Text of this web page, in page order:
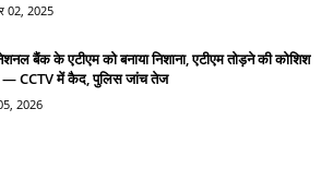
02, 2025
बैंक के एटीएम को बनाया निशाना, एटीएम तोड़ने की कोशिश
— CCTV में कैद, पुलिस जांच तेज
2026